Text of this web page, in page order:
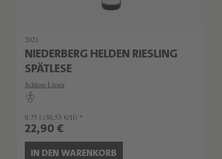
2021
NIEDERBERG HELDEN RIESLING
SPÄTLESE
Schloss Lieser
0.75 l (30,53 €/1l) *
22,90 €
IN DEN WARENKORB